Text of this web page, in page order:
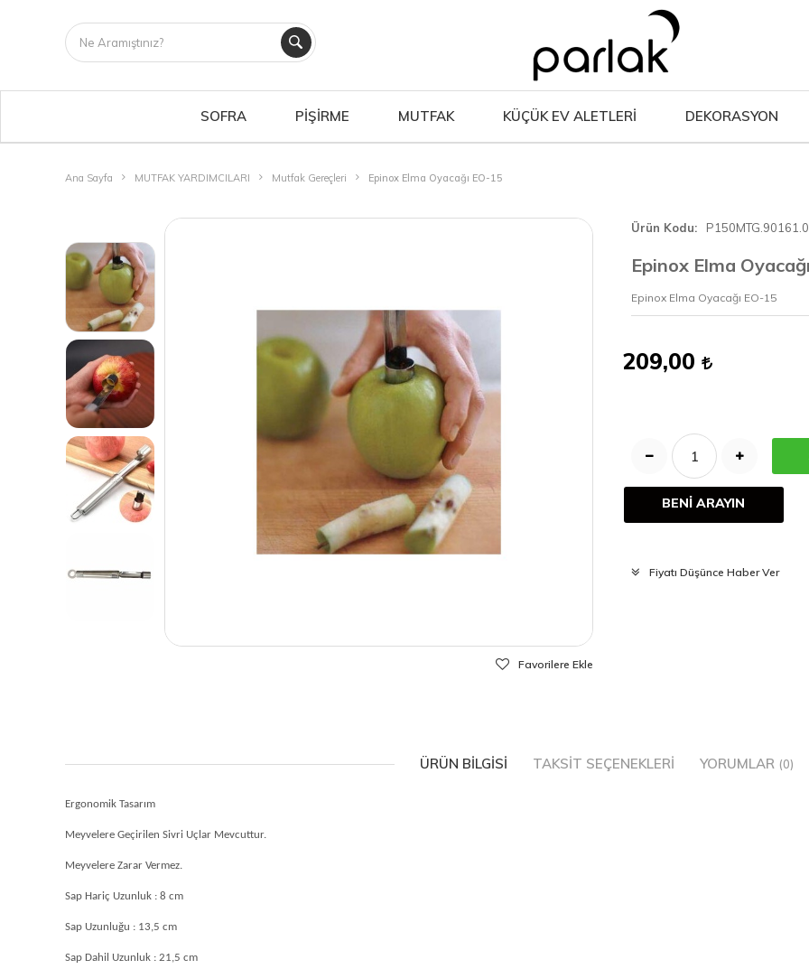
SOFRA PİŞİRME MUTFAK KÜÇÜK EV ALETLERİ DEKORASYON
Ana Sayfa MUTFAK YARDIMCILARI Mutfak Gereçleri Epinox Elma Oyacağı EO-15
Favorilere Ekle
Ürün Kodu
Epinox Elma
Epinox Elma Oyacağı EO-15
209,00
BENİ ARAYIN
Fiyatı Düşünce Haber Ver
ÜRÜN BILGISI TAKSIT SEÇENEKLERI YORUMLAR (0)
Ergonomik Tasarım
Meyvelere Geçirilen Sivri Uçlar Mevcuttur.
Meyvelere Zarar Vermez.
Sap Hariç Uzunluk : 8 cm
Sap Uzunluğu : 13,5 cm
Sap Dahil Uzunluk : 21,5 cm